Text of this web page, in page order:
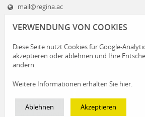
mail@regina.ac
VERWENDUNG VON COOKIES
Diese Seite nutzt Cookies für Google-
akzeptieren oder ablehnen und Ihre
ändern.
Weitere Informationen erhalten Sie hier.
Ablehnen Akzeptieren